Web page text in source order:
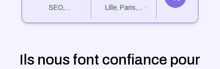
SEO,
Lille, Paris,
Ils nous font confiance pour